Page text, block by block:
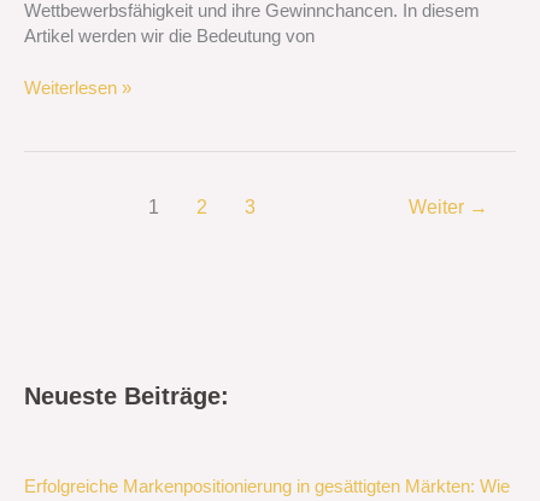
Wettbewerbsfähigkeit und ihre Gewinnchancen. In diesem
Artikel werden wir die Bedeutung von
Weiterlesen »
1 2 3 Weiter →
Neueste Beiträge:
Erfolgreiche Markenpositionierung in gesättigten Märkten: Wie